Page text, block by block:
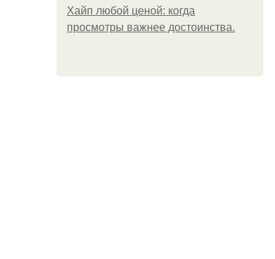
Хайп любой ценой: когда
просмотры важнее достоинства.